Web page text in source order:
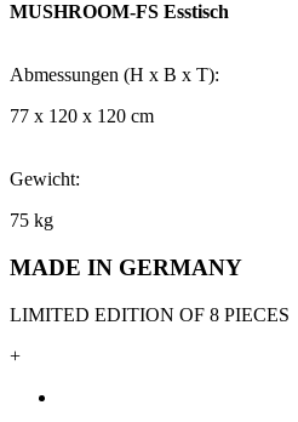
MUSHROOM-FS Esstisch
Abmessungen (H x B x T):
77 x 120 x 120 cm
Gewicht:
75 kg
MADE IN GERMANY
LIMITED EDITION OF 8 PIECES
+